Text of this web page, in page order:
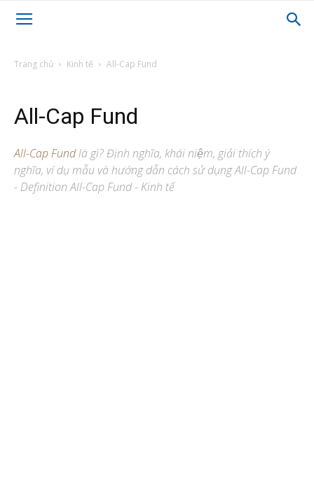
Trang chủ Kinh tế All-Cap Fund
All-Cap Fund
All-Cap Fundlà gì? Định nghĩa, khái niệm, giải thích ý
nghĩa, ví dụ mẫu và hướng dẫn cách sử dụng All-Cap Fund
- Definition All-Cap Fund - Kinh tế